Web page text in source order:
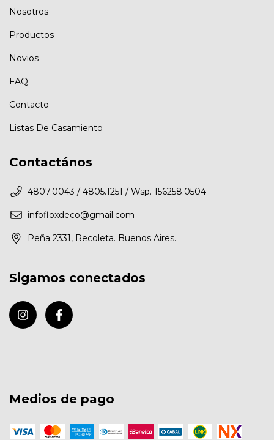
Nosotros
Productos
Novios
FAQ
Contacto
Listas De Casamiento
Contactános
4807.0043 / 4805.1251 / Wsp. 156258.0504
infofloxdeco@gmail.com
Peña 2331, Recoleta. Buenos Aires.
Sigamos conectados
Medios de pago